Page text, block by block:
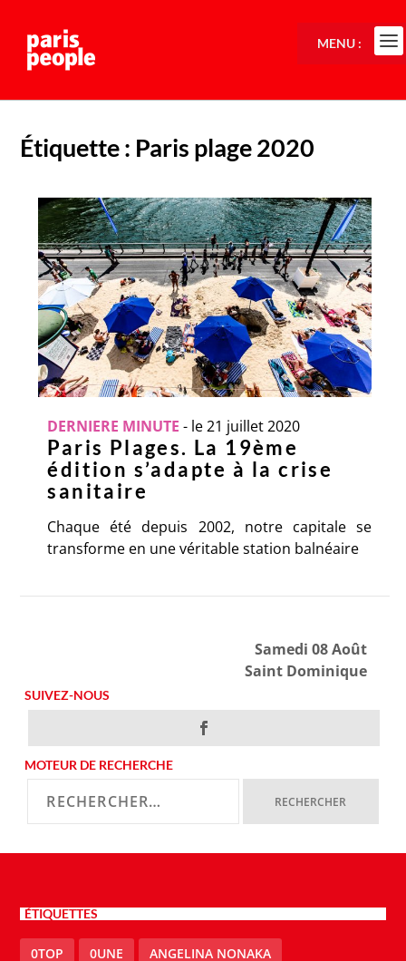
Étiquette : Paris plage 2020
DERNIERE MINUTE - le 21 juillet 2020
Paris Plages. La 19ème
édition s’adapte à la crise
sanitaire
Chaque été depuis 2002, notre capitale se
transforme en une véritable station balnéaire
Samedi 08 Août
Saint Dominique
SUIVEZ-NOUS
MOTEUR DE RECHERCHE
ÉTIQUETTES
0TOP 0UNE ANGELINA NONAKA
MENU :